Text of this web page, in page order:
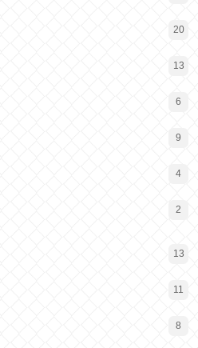
20
13
6
9
4
2
13
11
8